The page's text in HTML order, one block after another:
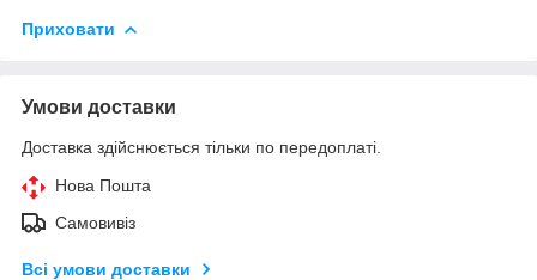
Приховати
Умови доставки
Доставка здійснюється тільки по передоплаті.
Нова Пошта
Самовивіз
Всі умови доставки